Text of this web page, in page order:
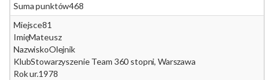
Suma punktów468
Miejsce81
ImięMateusz
NazwiskoOlejnik
KlubStowarzyszenie Team 360 stopni, Warszawa
Rok ur.1978